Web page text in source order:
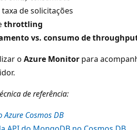
de solicitações
throttling
vs. consumo de
o Azure Monitor para
de referência:
Cosmos DB